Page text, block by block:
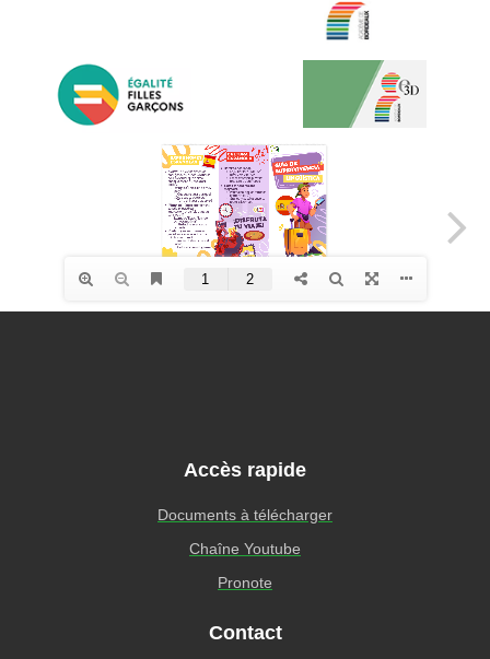
Accès rapide
Documents à télécharger
Chaîne Youtube
Pronote
Contact